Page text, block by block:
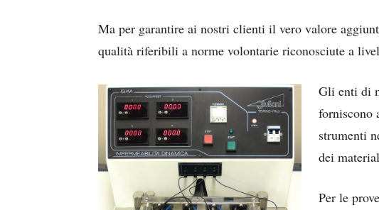
Ma per garantire ai nostri clienti il vero valore
qualità riferibili a norme volontarie riconosciute a
Gli enti di
forniscono
strumenti
dei
Per le